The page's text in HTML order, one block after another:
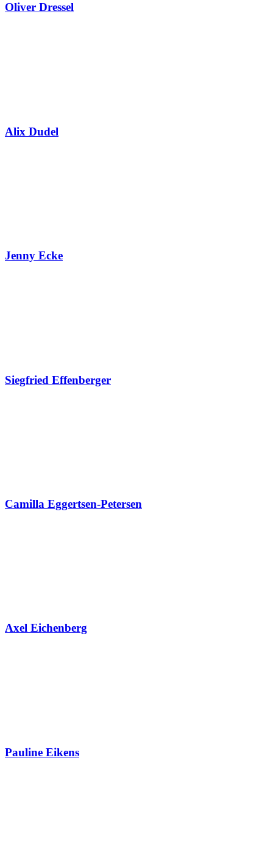
Oliver Dressel
Alix Dudel
Jenny Ecke
Siegfried Effenberger
Camilla Eggertsen-Petersen
Axel Eichenberg
Pauline Eikens